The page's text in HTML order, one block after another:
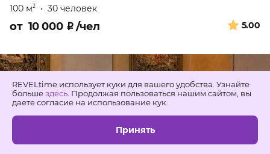
100 м2 • 30 человек
5.00
от 10 000 ₽/чел
REVELtime использует куки для вашего удобства. Узнайте
большездесь . Продолжая пользоваться нашим сайтом, вы
даете согласие на использование кук.
Принять